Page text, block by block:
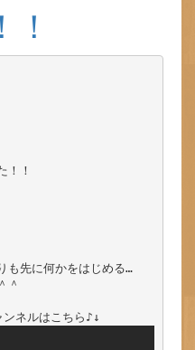
！！
も先に何かをはじめる…
＾